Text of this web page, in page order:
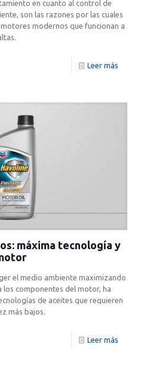
en cuanto al control de
son las razones por las cuales
modernos que funcionan a
Leer más
máxima tecnología y
el medio ambiente maximizando
los componentes del motor, ha
de aceites que requieren
más bajos.
Leer más